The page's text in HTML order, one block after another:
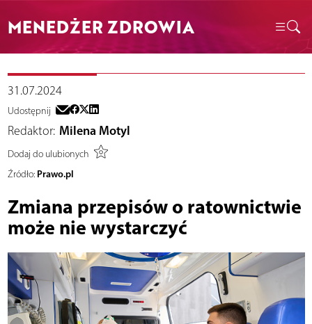
MENEDŻER ZDROWIA
31.07.2024
Udostępnij
Redaktor: Milena Motyl
Dodaj do ulubionych
Źródło: Prawo.pl
Zmiana przepisów o ratownictwie
może nie wystarczyć